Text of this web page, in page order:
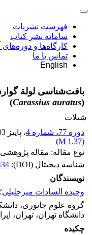
فهرست نشریات
سامانه نشر کتاب
کارگاه‌ها و
تماس با ما
English
بافت‌شناسی لولة
(
Carassius auratus
)
شیلات
دوره 77، شماره 4
، پاییز 1403
(
1.37 M
)
نوع مقاله: مقاله پژوهشی
شناسه دیجیتال (DOI):
نویسندگان
وحیده السادات میرجلیلی؛
گروه علوم جانوری،
دانشگاه تهران، تهران،
چکیده